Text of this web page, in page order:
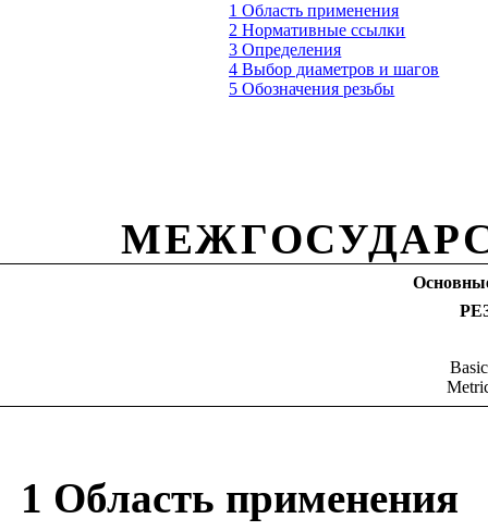
1 Область применения
2 Нормативные ссылки
3 Определения
4 Выбор диаметров и шагов
5 Обозначения резьбы
1 Область применения